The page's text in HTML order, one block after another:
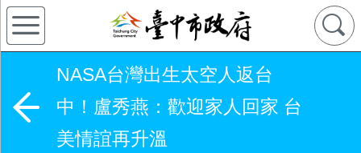
NASA台灣出生太空人返台
中！盧秀燕：歡迎家人回家 台
美情誼再升溫